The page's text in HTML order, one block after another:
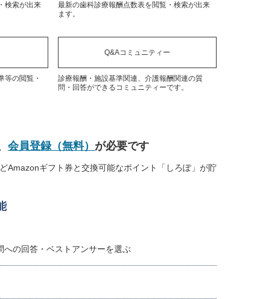
検索が出来
最新の歯科診療報酬点数表を閲覧・検索が出来
ます。
等の閲覧・
Q&Aコミュニティー
診療報酬・施設基準関連、介護報酬関連の質
問・回答ができるコミュニティーです。
会員登録（無料） が必要です
Amazonギフト券と交換可能なポイント「しろぽ」が貯
の回答・ベストアンサーを選ぶ